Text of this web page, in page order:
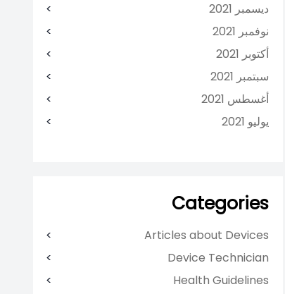
ديسمبر 2021
نوفمبر 2021
أكتوبر 2021
سبتمبر 2021
أغسطس 2021
يوليو 2021
Categories
Articles about Devices
Device Technician
Health Guidelines